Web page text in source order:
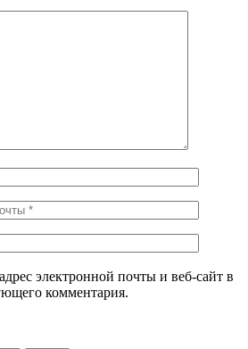
электронной почты и веб-сайт в
комментария.